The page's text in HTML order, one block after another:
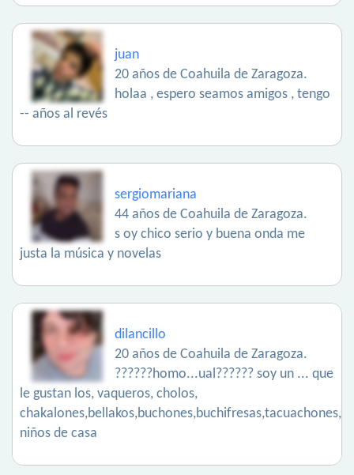
juan
20 años de Coahuila de Zaragoza.
holaa , espero seamos amigos , tengo
-- años al revés
sergiomariana
44 años de Coahuila de Zaragoza.
s oy chico serio y buena onda me
justa la música y novelas
dilancillo
20 años de Coahuila de Zaragoza.
??????homo...ual?????? soy un ... que
le gustan los, vaqueros, cholos,
niños de casa